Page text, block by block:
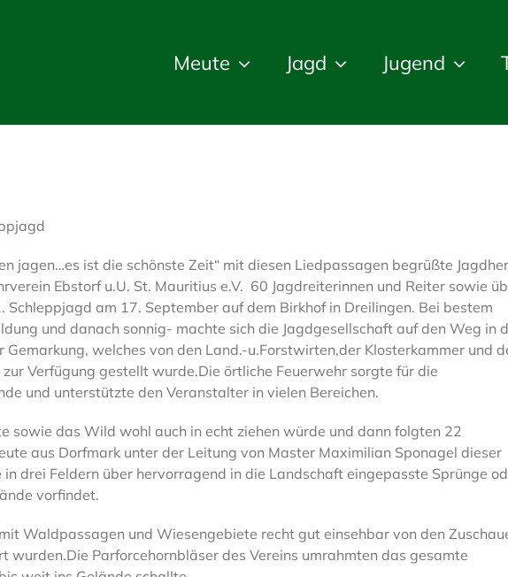
Meute Jagd Jugend
jagen…es ist die schönste Zeit“ mit diesen Liedpassagen begrüßte
Ebstorf u.U. St. Mauritius e.V. 60 Jagdreiterinnen und Reiter sowie
Schleppjagd am 17. September auf dem Birkhof in Dreilingen. Bei bestem
und danach sonnig- machte sich die Jagdgesellschaft auf den Weg in
welches von den Land.-u.Forstwirten,der Klosterkammer und
Verfügung gestellt wurde.Die örtliche Feuerwehr sorgte für die
und unterstützte den Veranstalter in vielen Bereichen.
sowie das Wild wohl auch in echt ziehen würde und dann folgten 22
aus Dorfmark unter der Leitung von Master Maximilian Sponagel dieser
in drei Feldern über hervorragend in die Landschaft eingepasste Sprünge
vorfindet.
Waldpassagen und Wiesengebiete recht gut einsehbar von den
wurden.Die Parforcehornbläser des Vereins umrahmten das gesamte